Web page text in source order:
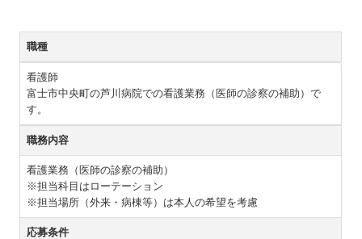
職種
看護師
富士市中央町の芦川病院での看護業務（医師の診察の補助）で
す。
職務内容
看護業務（医師の診察の補助）
※担当科目はローテーション
※担当場所（外来・病棟等）は本人の希望を考慮
応募条件